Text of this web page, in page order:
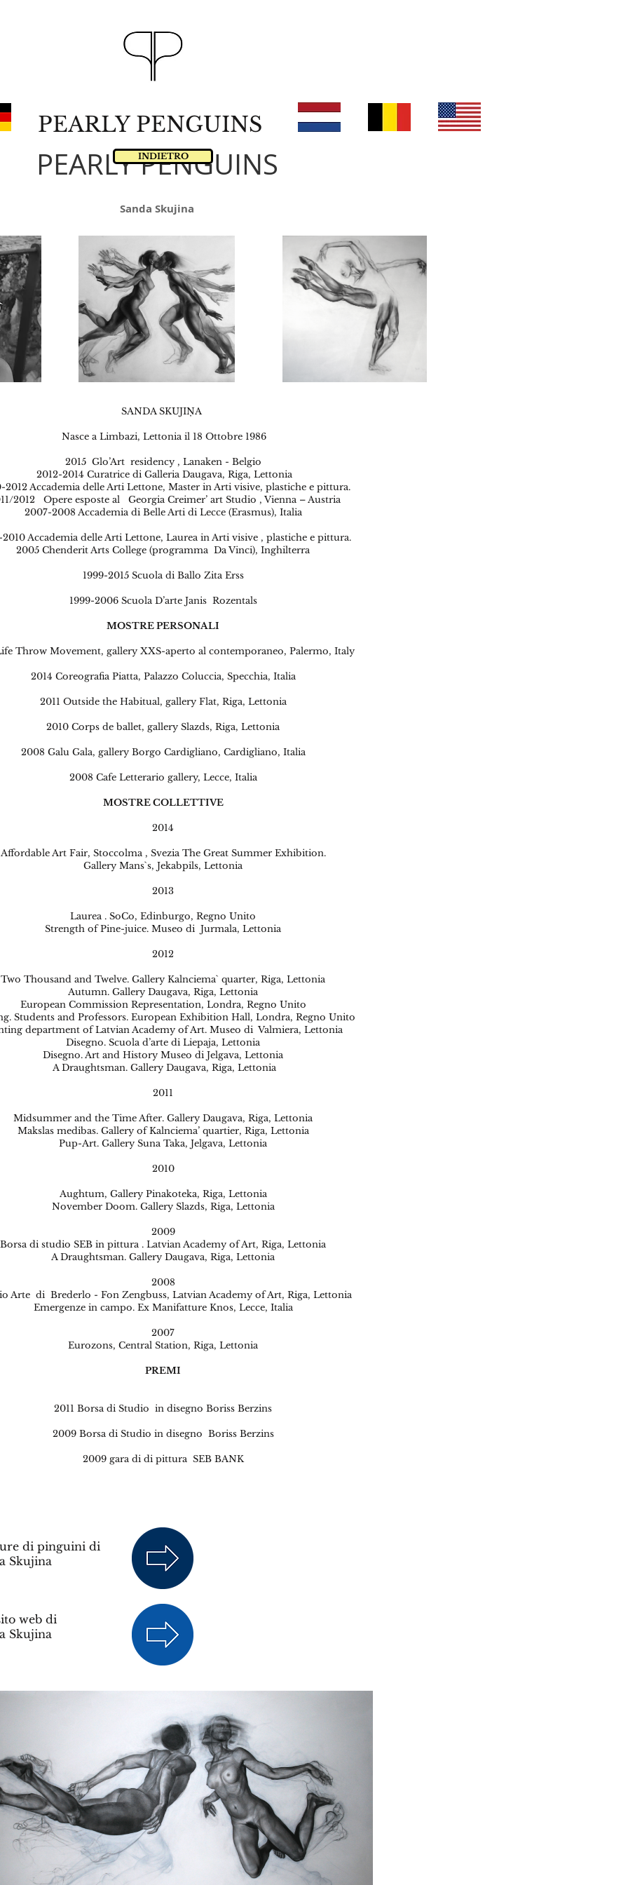
PEARLY PENGUINS
PEARLY PENGUINS
INDIETRO
Sanda Skujina
SANDA SKUJIŅA
Nasce a Limbazi, Lettonia il 18 Ottobre 1986
2015 Glo’Art residency , Lanaken - Belgio
2012-2014 Curatrice di Galleria Daugava, Riga, Lettonia
2012 Accademia delle Arti Lettone, Master in Arti visive, plastiche e pittura.
2012 Opere esposte al Georgia Creimer’ art Studio , Vienna – Austria
2007-2008 Accademia di Belle Arti di Lecce (Erasmus), Italia
Accademia delle Arti Lettone, Laurea in Arti visive , plastiche e pittura.
2005 Chenderit Arts College (programma Da Vinci), Inghilterra
1999-2015 Scuola di Ballo Zita Erss
1999-2006 Scuola D’arte Janis Rozentals
MOSTRE PERSONALI
Throw Movement, gallery XXS-aperto al contemporaneo, Palermo, Italy
2014 Coreografia Piatta, Palazzo Coluccia, Specchia, Italia
2011 Outside the Habitual, gallery Flat, Riga, Lettonia
2010 Corps de ballet, gallery Slazds, Riga, Lettonia
2008 Galu Gala, gallery Borgo Cardigliano, Cardigliano, Italia
2008 Cafe Letterario gallery, Lecce, Italia
MOSTRE COLLETTIVE
2014
Affordable Art Fair, Stoccolma , Svezia The Great Summer Exhibition.
Gallery Mans`s, Jekabpils, Lettonia
2013
Laurea . SoCo, Edinburgo, Regno Unito
Strength of Pine-juice. Museo di Jurmala, Lettonia
2012
Two Thousand and Twelve. Gallery Kalnciema` quarter, Riga, Lettonia
Autumn. Gallery Daugava, Riga, Lettonia
European Commission Representation, Londra, Regno Unito
Students and Professors. European Exhibition Hall, Londra, Regno Unito
department of Latvian Academy of Art. Museo di Valmiera, Lettonia
Disegno. Scuola d’arte di Liepaja, Lettonia
Disegno. Art and History Museo di Jelgava, Lettonia
A Draughtsman. Gallery Daugava, Riga, Lettonia
2011
Midsummer and the Time After. Gallery Daugava, Riga, Lettonia
Makslas medibas. Gallery of Kalnciema’ quartier, Riga, Lettonia
Pup-Art. Gallery Suna Taka, Jelgava, Lettonia
2010
Aughtum, Gallery Pinakoteka, Riga, Lettonia
November Doom. Gallery Slazds, Riga, Lettonia
2009
Borsa di studio SEB in pittura . Latvian Academy of Art, Riga, Lettonia
A Draughtsman. Gallery Daugava, Riga, Lettonia
2008
Arte di Brederlo - Fon Zengbuss, Latvian Academy of Art, Riga, Lettonia
Emergenze in campo. Ex Manifatture Knos, Lecce, Italia
2007
Eurozons, Central Station, Riga, Lettonia
PREMI
2011 Borsa di Studio in disegno Boriss Berzins
2009 Borsa di Studio in disegno Boriss Berzins
2009 gara di di pittura SEB BANK
di pinguini di
Skujina
web di
Skujina